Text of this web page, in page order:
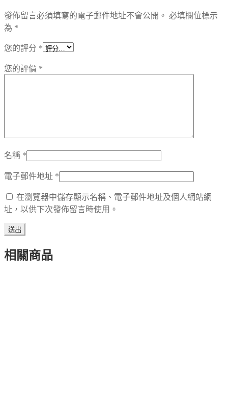
發佈留言必須填寫的電子郵件地址不會公開。 必填欄位標示
為 *
您的評分 *
您的評價 *
名稱 *
電子郵件地址 *
在瀏覽器中儲存顯示名稱、電子郵件地址及個人網站網
址，以供下次發佈留言時使用。
相關商品